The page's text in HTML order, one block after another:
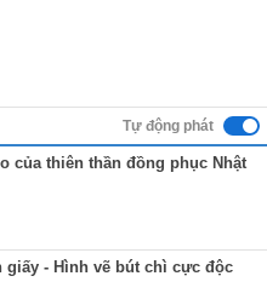
Tự động phát
của thiên thần đồng phục Nhật
giấy - Hình vẽ bút chì cực độc